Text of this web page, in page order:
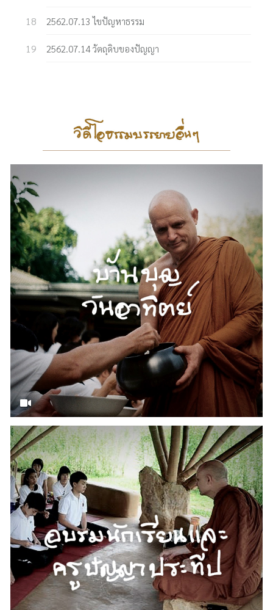
2562.07.13 ไขปัญหาธรรม
2562.07.14 วัตถุดิบของปัญญา